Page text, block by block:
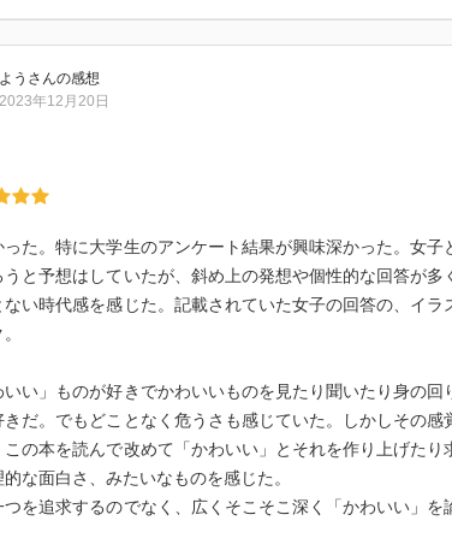
よう さんの感想
2023年12月20日
った。特に大学生のアンケート結果が興味深かった。女子
うと予想はしていたが、斜め上の発想や個性的な回答が多
ない時代感を感じた。記載されていた女子の回答の、イラ
いい」ものが好きでかわいいものを見たり聞いたり身の
きだ。でもどことなく危うさも感じていた。しかしその感
この本を読んで改めて「かわいい」とそれを作り上げたり
な面白さ、みたいなものを感じた。
つを追求するのでなく、広くそこそこ深く「かわいい」を